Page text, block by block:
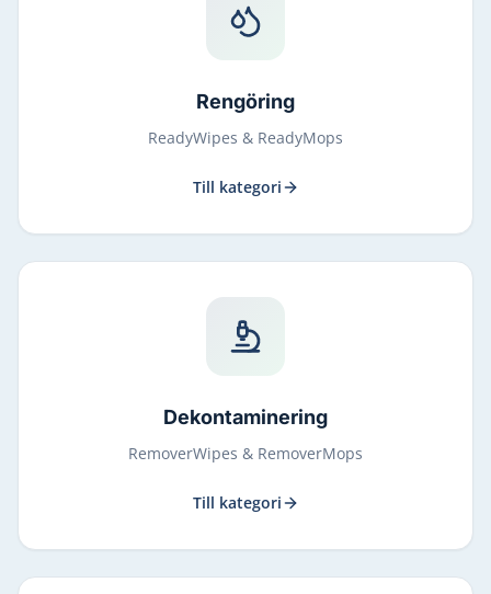
Rengöring
ReadyWipes & ReadyMops
Till kategori
Dekontaminering
RemoverWipes & RemoverMops
Till kategori